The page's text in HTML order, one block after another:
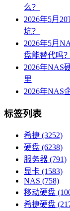
么？
2026年5月
坑？
2026年5月
盘能替代吗？
2026年NAS
里
2026年NAS
标签列表
希捷 (3252)
硬盘 (6238)
服务器 (791)
显卡 (1583)
NAS (758)
移动硬盘
希捷硬盘